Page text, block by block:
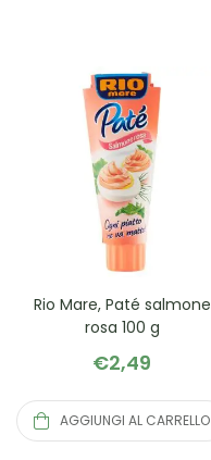
Rio Mare, Paté salmone
rosa 100 g
€2,49
AGGIUNGI AL CARRELLO